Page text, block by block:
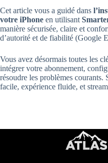
Cet article vous a guidé dans
votre iPhone en utilisant
manière sécurisée, claire et
d’autorité et de fiabilité (Google
Vous avez désormais toutes les
intégrer votre abonnement,
résoudre les problèmes courants.
facile, expérience fluide, et